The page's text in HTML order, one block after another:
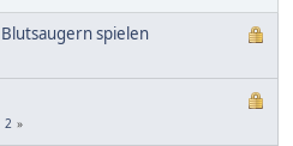
spielen
2